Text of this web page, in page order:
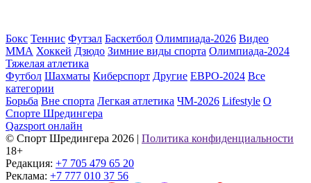
Бокс Теннис Футзал Баскетбол Олимпиада-2026 Видео
ММА Хоккей Дзюдо Зимние виды спорта Олимпиада-2024
Тяжелая атлетика
Футбол Шахматы Киберспорт Другие ЕВРО-2024 Все
категории
Борьба Вне спорта Легкая атлетика ЧМ-2026 Lifestyle О
Спорте Шредингера
Qazsport онлайн
© Cпорт Шредингера 2026 | Политика конфиденциальности
18+
Редакция: +7 705 479 65 20
Реклама: +7 777 010 37 56